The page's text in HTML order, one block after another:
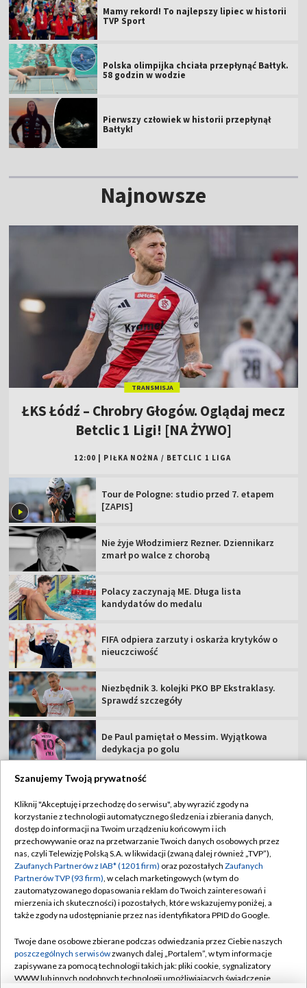
Mamy rekord! To najlepszy lipiec w historii
TVP Sport
Polska olimpijka chciała przepłynąć Bałtyk.
58 godzin w wodzie
Pierwszy człowiek w historii przepłynął
Bałtyk!
Najnowsze
TRANSMISJA
ŁKS Łódź – Chrobry Głogów. Oglądaj mecz
Betclic 1 Ligi! [NA ŻYWO]
12:00 PIŁKA NOŻNA / BETCLIC 1 LIGA
Tour de Pologne: studio przed 7. etapem
[ZAPIS]
Nie żyje Włodzimierz Rezner. Dziennikarz
zmarł po walce z chorobą
Polacy zaczynają ME. Długa lista
kandydatów do medalu
FIFA odpiera zarzuty i oskarża krytyków o
nieuczciwość
Niezbędnik 3. kolejki PKO BP Ekstraklasy.
Sprawdź szczegóły
De Paul pamiętał o Messim. Wyjątkowa
dedykacja po golu
TVP
Abonament TVP
Sklep TVP
Biuro Reklamy
Oferta Handlowa
Emisja w TVP
Rada Programowa
Regulamin TVP
Polityka prywatności
Moje zgody
Biuro reklamy
Kanały
Szanujemy Twoją prywatność
Kliknij "Akceptuję i przechodzę do serwisu", aby wyrazić zgody na
korzystanie z technologii automatycznego śledzenia i zbierania danych,
dostęp do informacji na Twoim urządzeniu końcowym i ich
przechowywanie oraz na przetwarzanie Twoich danych osobowych przez
nas, czyli Telewizję Polską S.A. w likwidacji (zwaną dalej również „TVP”),
Zaufanych Partnerów z IAB* (1201 firm) oraz pozostałych Zaufanych
Partnerów TVP (93 firm), w celach marketingowych (w tym do
zautomatyzowanego dopasowania reklam do Twoich zainteresowań i
mierzenia ich skuteczności) i pozostałych, które wskazujemy poniżej, a
także zgody na udostępnianie przez nas identyfikatora PPID do Google.
Twoje dane osobowe zbierane podczas odwiedzania przez Ciebie naszych
poszczególnych serwisówzwanych dalej „Portalem”, w tym informacje
zapisywane za pomocą technologii takich jak: pliki cookie, sygnalizatory
WWW lub innych podobnych technologii umożliwiających świadczenie